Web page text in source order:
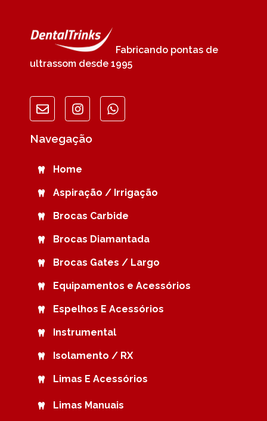
Fabricando pontas de
ultrassom desde 1995
Navegação
Home
Aspiração / Irrigação
Brocas Carbide
Brocas Diamantada
Brocas Gates / Largo
Equipamentos e Acessórios
Espelhos E Acessórios
Instrumental
Isolamento / RX
Limas E Acessórios
Limas Manuais